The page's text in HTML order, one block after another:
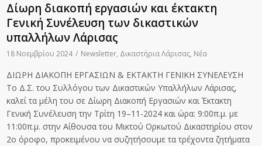
Δίωρη διακοπή εργασιών και έκτακτη
Γενική Συνέλευση των δικαστικών
υπαλλήλων Λάρισας
18 Νοεμβρίου 2024 / Newsletter, Δικαστήρια Λάρισας, Νέα
ΔΙΩΡΗ ΔΙΑΚΟΠΗ ΕΡΓΑΣΙΩΝ & ΕΚΤΑΚΤΗ ΓΕΝΙΚΗ ΣΥΝΕΛΕΥΣΗ
Το Δ.Σ. του Συλλόγου των Δικαστικών Υπαλλήλων Λάρισας,
καλεί τα μέλη του σε Δίωρη Διακοπή Εργασιών και Έκτακτη
Γενική Συνέλευση την Tρίτη 19–11-2024 και ώρα: 9:00π.μ. με
11:00π.μ. στην Αίθουσα του Μικτού Ορκωτού Δικαστηρίου στον
2ο όροφο, προκειμένου να συζητήσουμε τα τρέχοντα ζητήματα